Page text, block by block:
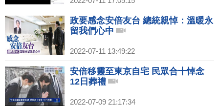
政要感念安倍友台 總統親悼：溫暖永
留我們心中
2022-07-11 13:49:22
安倍移靈至東京自宅 民眾合十悼念
12日葬禮
2022-07-09 21:17:34